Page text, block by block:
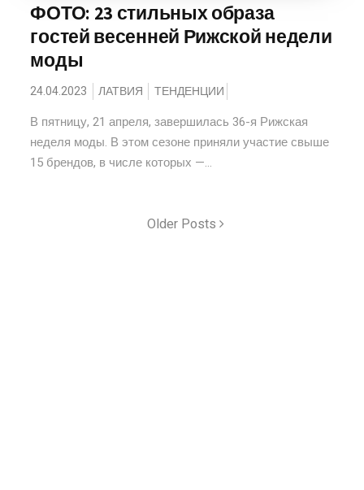
ФОТО: 23 стильных образа
гостей весенней Рижской недели
моды
24.04.2023 ЛАТВИЯ ТЕНДЕНЦИИ
В пятницу, 21 апреля, завершилась 36-я Рижская
неделя моды. В этом сезоне приняли участие свыше
15 брендов, в числе которых —...
Older Posts